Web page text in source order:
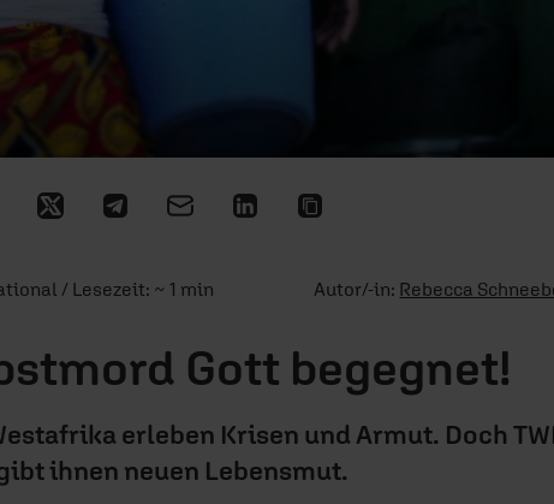
/ Lesezeit: ~ 1 min Autor/-in: Rebecca
Gott begegnet!
erleben Krisen und Armut. Doch
ihnen neuen Lebensmut.